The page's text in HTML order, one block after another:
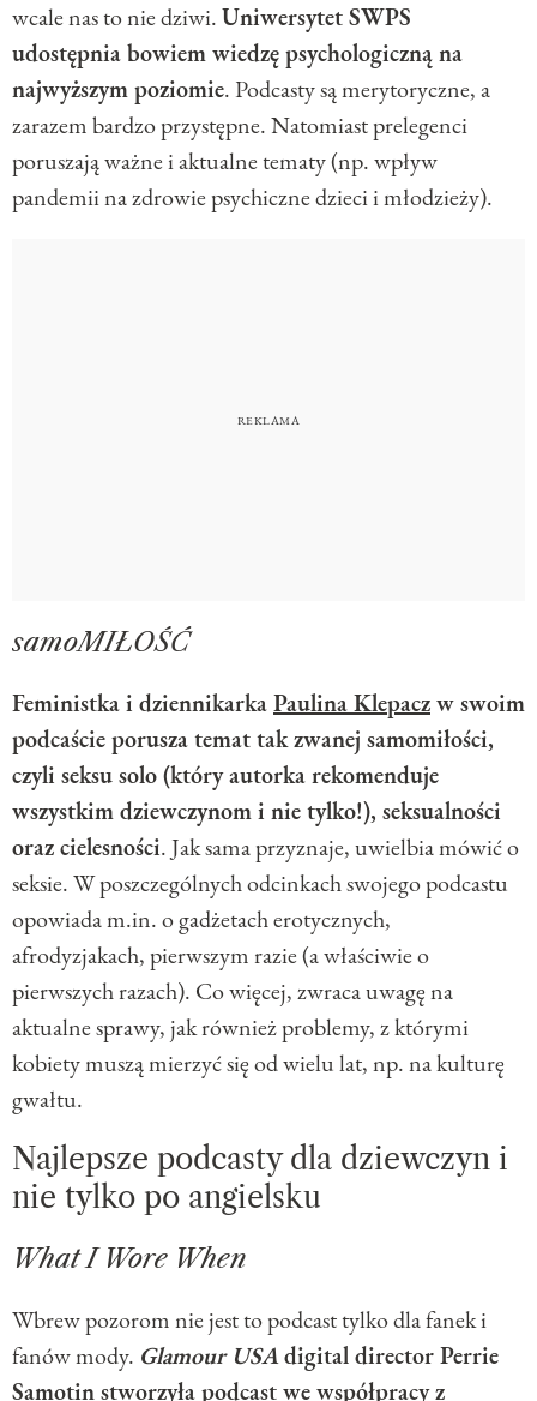
wcale nas to nie dziwi.Uniwersytet SWPS
udostępnia bowiem wiedzę psychologiczną na
najwyższym poziomie. Podcasty są merytoryczne, a
zarazem bardzo przystępne. Natomiast prelegenci
poruszają ważne i aktualne tematy (np. wpływ
pandemii na zdrowie psychiczne dzieci i młodzieży).
samoMIŁOŚĆ
Feministka i dziennikarkaPaulina Klepaczw swoim
podcaście porusza temat tak zwanej samomiłości,
czyli seksu solo (który autorka rekomenduje
wszystkim dziewczynom i nie tylko!), seksualności
oraz cielesności. Jak sama przyznaje, uwielbia mówić o
seksie. W poszczególnych odcinkach swojego podcastu
opowiada m.in. o gadżetach erotycznych,
afrodyzjakach, pierwszym razie (a właściwie o
pierwszych razach). Co więcej, zwraca uwagę na
aktualne sprawy, jak również problemy, z którymi
kobiety muszą mierzyć się od wielu lat, np. na kulturę
gwałtu.
Najlepsze podcasty dla dziewczyn i
nie tylko po angielsku
What I Wore When
Wbrew pozorom nie jest to podcast tylko dla fanek i
fanów mody. Glamour USAdigital director Perrie
Samotin stworzyła podcast we współpracy z